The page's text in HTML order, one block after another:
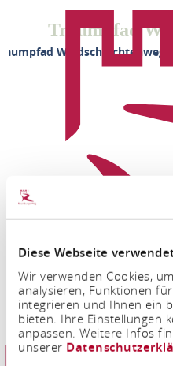
Diese Webseite
Wir verwenden Cookies,
analysieren, Funktionen
integrieren und Ihnen ein
bieten. Ihre Einstellungen
anpassen. Weitere Infos
unserer
Traumpfad
Waldschluchtenweg
FACEBOOK